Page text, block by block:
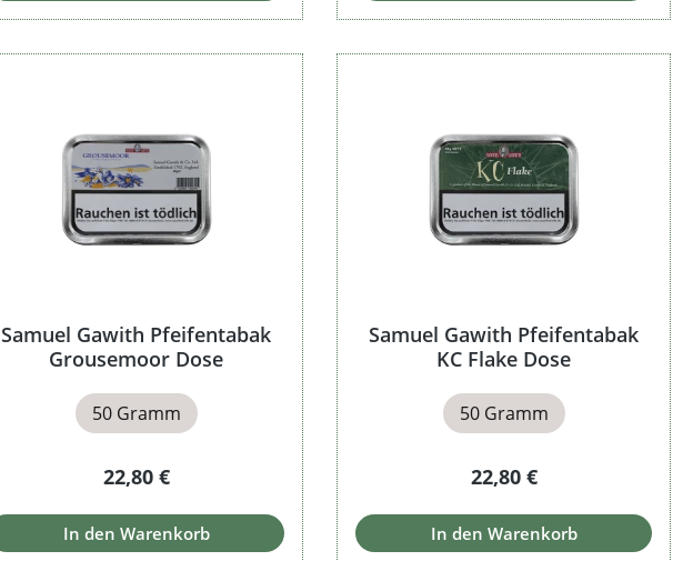
Samuel Gawith Pfeifentabak
Grousemoor Dose
50 Gramm
Regulärer Preis:
22,80 €
In den Warenkorb
Samuel Gawith Pfeifentabak
KC Flake Dose
50 Gramm
Regulärer Preis:
22,80 €
In den Warenkorb